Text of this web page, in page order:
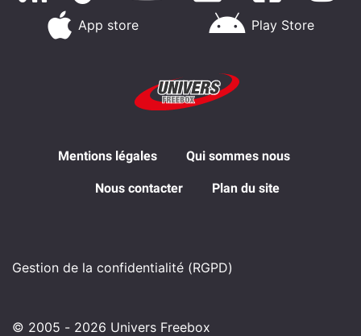
App store Play Store
Mentions légales Qui sommes nous
Nous contacter Plan du site
Gestion de la confidentialité (RGPD)
© 2005 - 2026 Univers Freebox